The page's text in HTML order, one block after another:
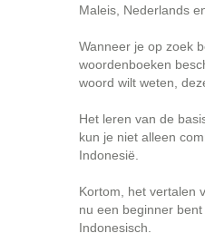
Maleis, Nederlands
Wanneer je op zoek
woordenboeken
woord wilt weten,
Het leren van de
kun je niet alleen
Indonesië.
Kortom, het vertalen
nu een beginner
Indonesisch.